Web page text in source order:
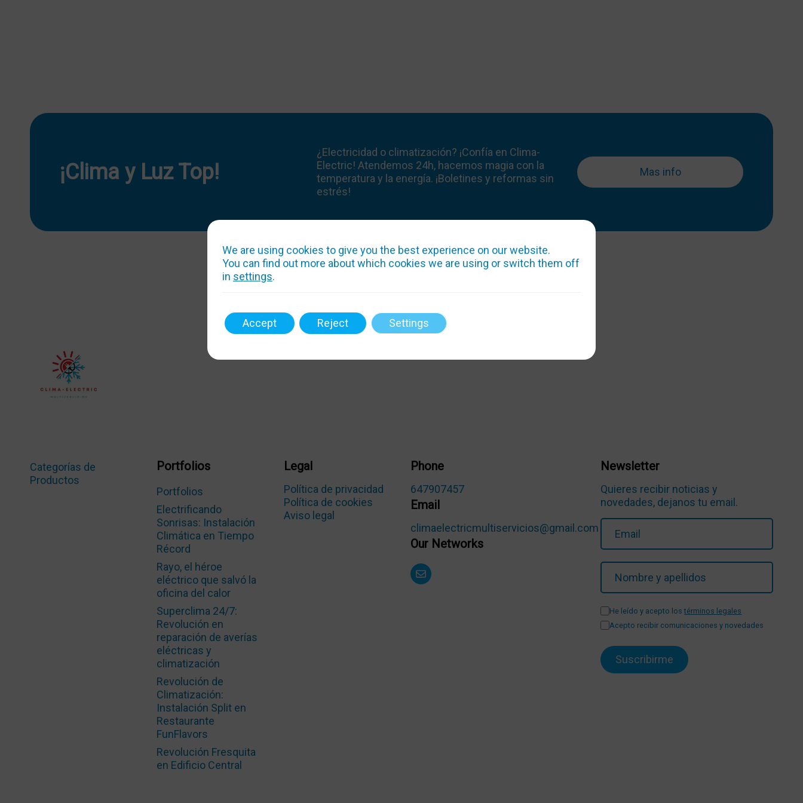
¡Clima y Luz Top!
¿Electricidad o climatización? ¡Confía en Clima-
Electric! Atendemos 24h, hacemos magia con la
temperatura y la energía. ¡Boletines y reformas sin
estrés!
Mas info
Categorías de
Productos
Portfolios
Portfolios
Electrificando
Sonrisas: Instalación
Climática en Tiempo
Récord
Rayo, el héroe
eléctrico que salvó la
oficina del calor
Superclima 24/7:
Revolución en
reparación de averías
eléctricas y
climatización
Revolución de
Climatización:
Instalación Split en
Restaurante
FunFlavors
Revolución Fresquita
en Edificio Central
Legal
Política de privacidad
Política de cookies
Aviso legal
Phone
647907457
Email
climaelectricmultiservicios@gmail.com
Our Networks
Newsletter
Quieres recibir noticias y
novedades, dejanos tu email.
He leído y acepto lostérminos legales
Acepto recibir comunicaciones y novedades
We are using cookies to give you the best experience on our website.
You can find out more about which cookies we are using or switch them off
in settings.
Accept Reject Settings